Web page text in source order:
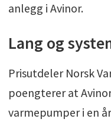
anlegg i Avinor.
Lang og
Prisutdeler Norsk
poengterer at
varmepumper i en